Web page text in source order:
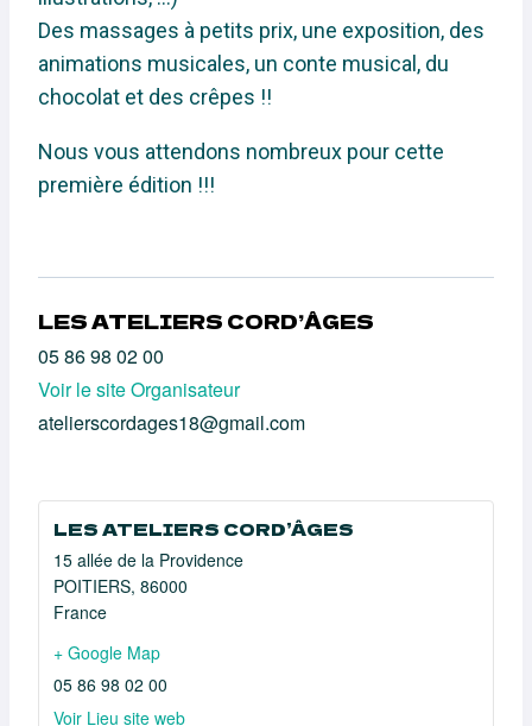
Des massages à petits prix, une exposition, des
animations musicales, un conte musical, du
chocolat et des crêpes !!
Nous vous attendons nombreux pour cette
première édition !!!
LES ATELIERS CORD’ÂGES
05 86 98 02 00
Voir le site Organisateur
atelierscordages18@gmail.com
LES ATELIERS CORD’ÂGES
15 allée de la Providence
POITIERS, 86000
France
+ Google Map
05 86 98 02 00
Voir Lieu site web